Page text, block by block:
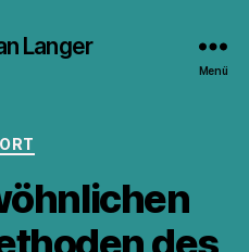
Langer
Menü
Kategorien